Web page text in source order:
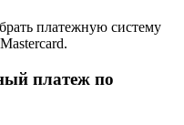
платежную систему
платеж по